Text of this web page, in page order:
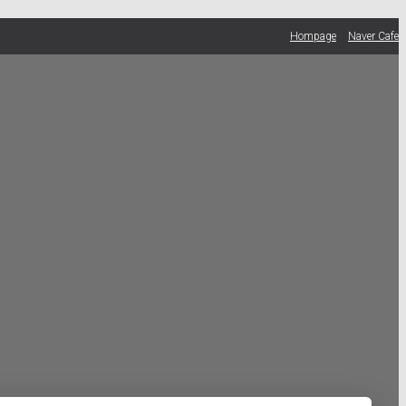
Hompage Naver Cafe